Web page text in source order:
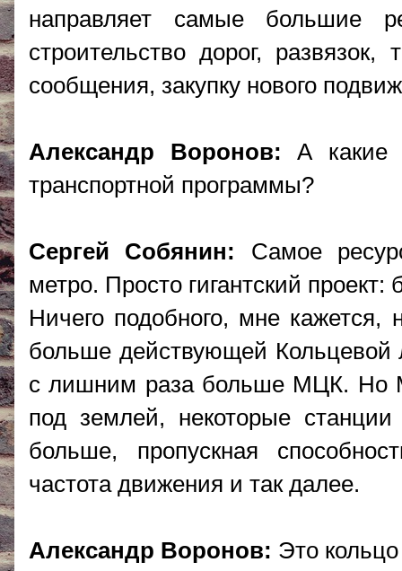
направляет самые большие
строительство дорог, развязок,
сообщения, закупку нового
Александр Воронов: А какие
транспортной программы?
Сергей Собянин: Самое
метро. Просто гигантский
Ничего подобного, мне
больше действующей
с лишним раза больше МЦК. Но
под землей, некоторые
больше, пропускная
частота движения и так далее.
Александр Воронов: Это